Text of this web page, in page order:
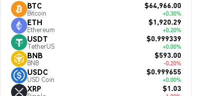
BTC
Bitcoin
$64,966.00
+0.30%
ETH
Ethereum
$1,920.29
+0.20%
USDT
TetherUS
$0.999339
+0.00%
BNB
BNB
$593.00
-0.20%
USDC
USD Coin
$0.999655
+0.00%
XRP $1.03